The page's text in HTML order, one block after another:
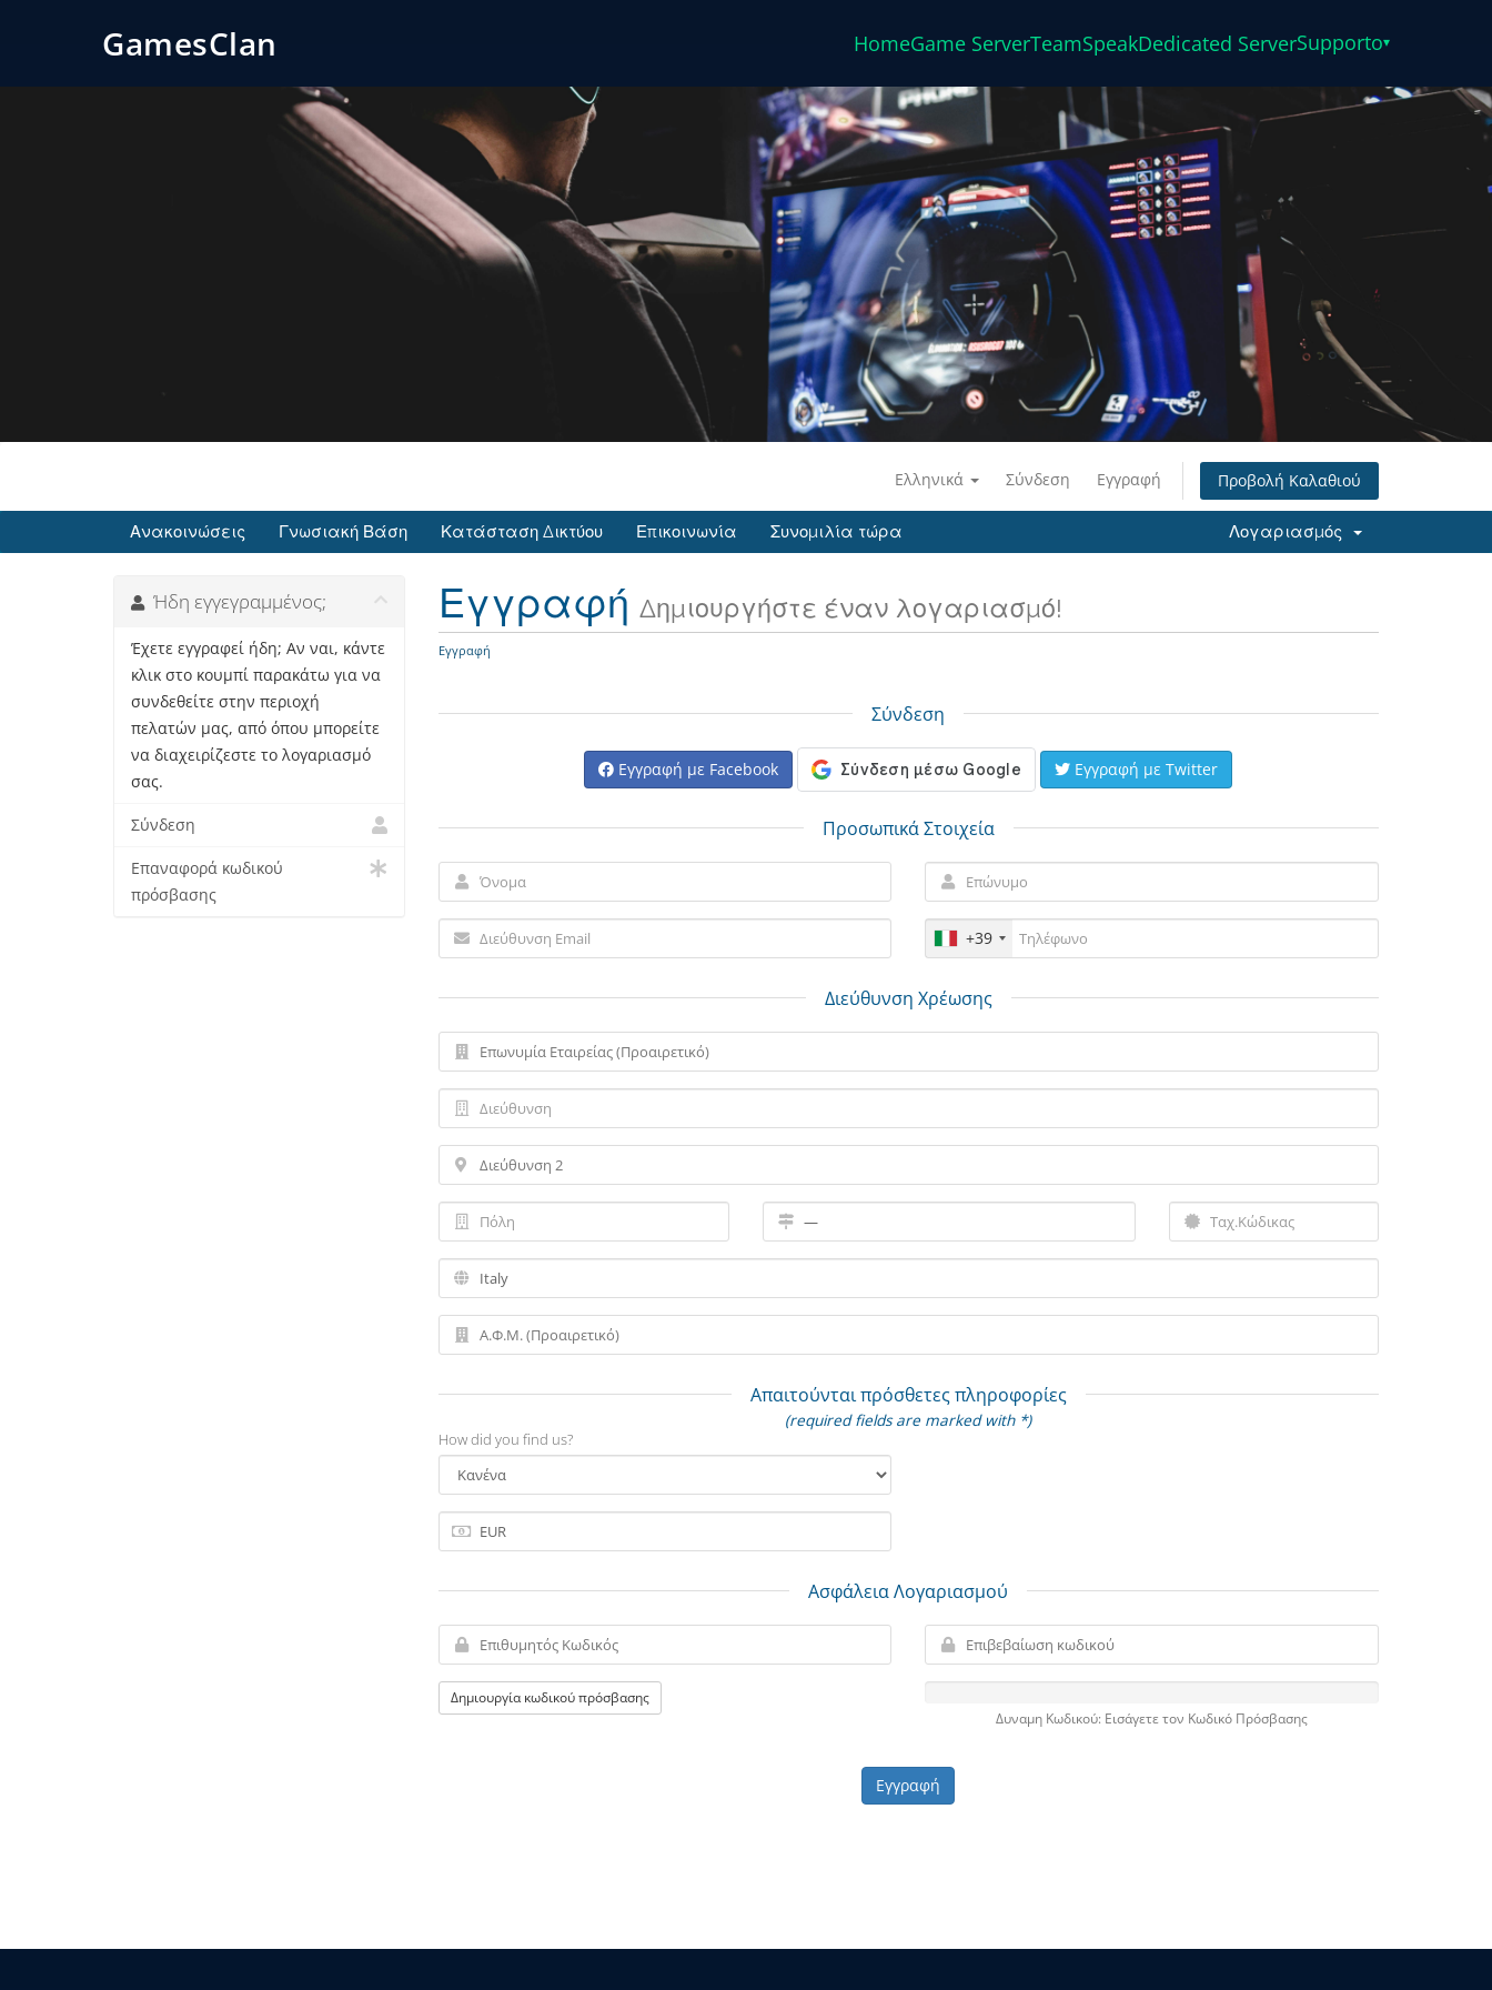
GamesClan HomeGame ServerTeamSpeakDedicated ServerSupporto▾
Ελληνικά Σύνδεση Εγγραφή Προβολή Καλαθιού
Ανακοινώσεις Γνωσιακή Βάση Κατάσταση Δικτύου Επικοινωνία Συνομιλία τώρα Λογαριασμός
Εγγραφή Δημιουργήστε έναν λογαριασμό!
Εγγραφή
Ήδη εγγεγραμμένος;
Έχετε εγγραφεί ήδη; Αν ναι, κάντε
κλικ στο κουμπί παρακάτω για να
συνδεθείτε στην περιοχή
πελατών μας, από όπου μπορείτε
να διαχειρίζεστε το λογαριασμό
σας.
Σύνδεση
Επαναφορά κωδικού
πρόσβασης
Σύνδεση
Εγγραφή με Facebook Εγγραφή με Twitter
Προσωπικά Στοιχεία
+39
Διεύθυνση Χρέωσης
Απαιτούνται πρόσθετες πληροφορίες
(required fields are marked with *)
How did you find us?
Ασφάλεια Λογαριασμού
Δημιουργία κωδικού πρόσβασης
Δυναμη Κωδικού: Εισάγετε τον Κωδικό Πρόσβασης